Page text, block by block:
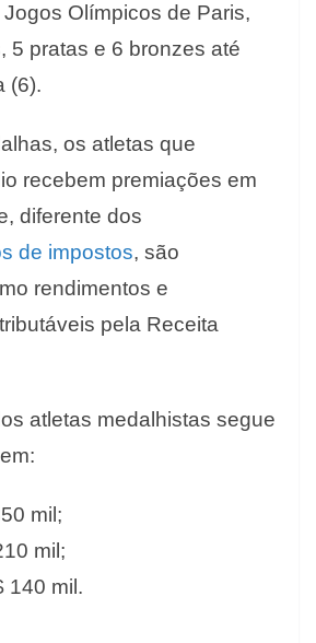
Olímpicos de Paris,
5 pratas e 6 bronzes até
(6).
os atletas que
recebem premiações em
diferente dos
de impostos, são
rendimentos e
pela Receita
atletas medalhistas segue
mil;
mil;
140 mil.